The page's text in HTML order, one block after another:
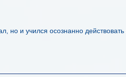
но и учился осознанно действовать